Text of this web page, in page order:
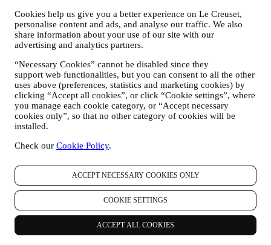
Cookies help us give you a better experience on Le Creuset,
personalise content and ads, and analyse our traffic. We also
share information about your use of our site with our
advertising and analytics partners.
“Necessary Cookies” cannot be disabled since they
support web functionalities, but you can consent to all the other
uses above (preferences, statistics and marketing cookies) by
clicking “Accept all cookies”, or click “Cookie settings”, where
you manage each cookie category, or “Accept necessary
cookies only”, so that no other category of cookies will be
installed.
Check our Cookie Policy.
ACCEPT NECESSARY COOKIES ONLY
COOKIE SETTINGS
ACCEPT ALL COOKIES
veiligheid, beveiliging, systeemtests, onderhoud en statistische
analyse. Af en toe moeten we mogelijk om administratieve of
operationele redenen contact met u opnemen. Bijvoorbeeld
om u een bevestiging van uw aankoop te sturen. We zullen
uw persoonsgegevens ook gebruiken om uw verzoeken te
beantwoorden die via onze Websiteformulieren of andere
kanalen worden verzonden. Deze verwerkingsactiviteit is
vereist om ons in staat te stellen onze diensten aan u te
leveren. Wij kunnen uw gegevens verwerken op basis van
ons legitiem belang (naar behoren rekening houdend met uw
rechten en vrijheden) om u opvolg-e-mails te sturen in het
toegevoegd zonder de aankoop af te ronden. Als u de
geen verdere opvolgingsberichten verzonden.
OM U TE INFORMEREN OVER NIEUWS OF
AANBIEDINGEN VAN LE CREUSET-PRODUCTEN
Als u ermee hebt ingestemd dat wij dit doen (bijvoorbeeld
door u aan te melden voor onze nieuwsbrief wanneer u een
account aanmaakt op de Website), dan zullen wij u
gepersonaliseerde marketingcommunicatie en nieuws sturen